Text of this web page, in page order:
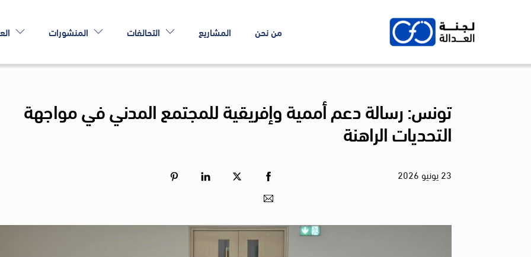
من نحن المشاريع التحالفات المنشورات
تونس: رسالة دعم أممية وإفريقية للمجتمع المدني في مواجهة
التحديات الراهنة
23يونيو 2026